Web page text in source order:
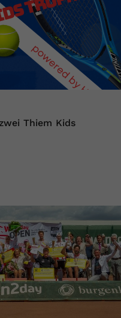
Thiem Kids